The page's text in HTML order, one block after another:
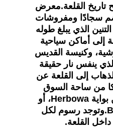
تاريخ القلعة.معرض
سجادًا ومفروشات
الذي يبلغ طوله
إلى أماكن سياحية
وكنيسة القديس
الذي ينفس نار حقيقة
الذهاب إلى القلعة عن
من ساحة السوق
الرئيسية والدخول من بواية Herbowa، أو
بوابة Bernardyńska.وتوجد رسوم لكل
القلعة.